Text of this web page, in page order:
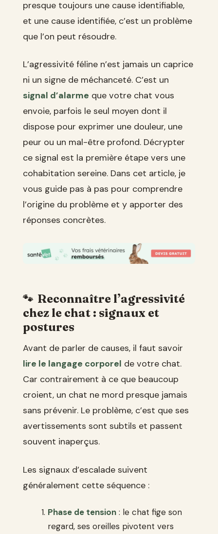
presque toujours une cause identifiable,
et une cause identifiée, c’est un problème
que l’on peut résoudre.
L’agressivité féline n’est jamais un caprice
ni un signe de méchanceté. C’est un
signal d’alarme que votre chat vous
envoie, parfois le seul moyen dont il
dispose pour exprimer une douleur, une
peur ou un mal-être profond. Décrypter
ce signal est la première étape vers une
cohabitation sereine. Dans cet article, je
vous guide pas à pas pour comprendre
l’origine du problème et y apporter des
réponses concrètes.
Reconnaître l’agressivité
chez le chat : signaux et
postures
Avant de parler de causes, il faut savoir
lire le langage corporel de votre chat.
Car contrairement à ce que beaucoup
croient, un chat ne mord presque jamais
sans prévenir. Le problème, c’est que ses
avertissements sont subtils et passent
souvent inaperçus.
Les signaux d’escalade suivent
généralement cette séquence :
Phase de tension : le chat fige son
regard, ses oreilles pivotent vers